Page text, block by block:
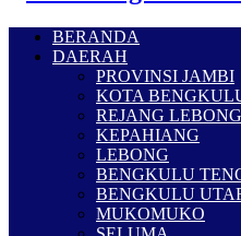
BERANDA
DAERAH
PROVINSI JAMBI
KOTA
REJANG LEBONG
KEPAHIANG
LEBONG
BENGKULU
BENGKULU
MUKOMUKO